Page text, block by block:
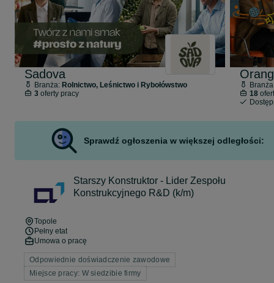
Sadova
Branża: Rolnictwo, Leśnictwo i Rybołówstwo
3oferty pracy
18
Sprawdź ogłoszenia w większej odległości:
Starszy Konstruktor - Lider Zespołu
Konstrukcyjnego R&D (k/m)
Topole
Pełny etat
Umowa o pracę
Odpowiednie doświadczenie zawodowe
Miejsce pracy: W siedzibie firmy